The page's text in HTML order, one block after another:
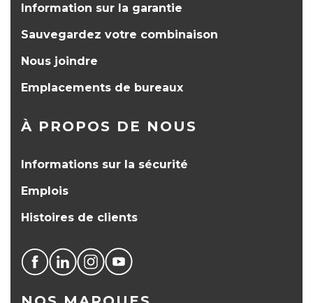
Information sur la garantie
Sauvegardez votre combinaison
Nous joindre
Emplacements de bureaux
À PROPOS DE NOUS
Informations sur la sécurité
Emplois
Histoires de clients